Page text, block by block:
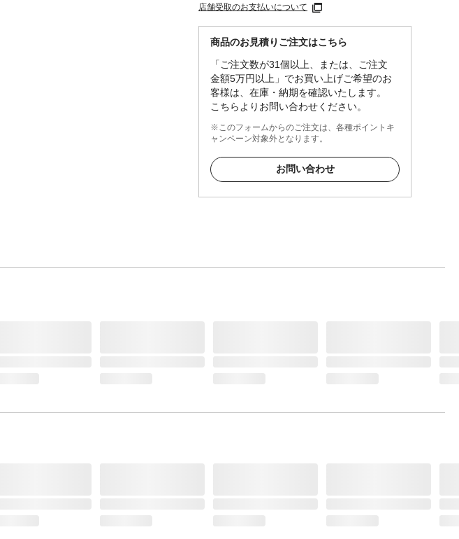
店舗受取のお支払いについて
商品のお見積りご注文はこちら
「ご注文数が31個以上、または、ご注文
金額5万円以上」でお買い上げご希望のお
客様は、在庫・納期を確認いたします。
こちらよりお問い合わせください。
※このフォームからのご注文は、各種ポイントキ
ャンペーン対象外となります。
お問い合わせ